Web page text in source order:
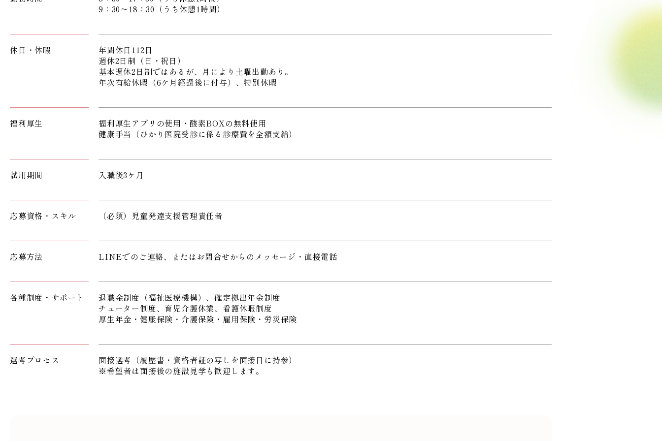
9：30～18：30（うち休憩1時間）
休日・休暇
年間休日112日
週休2日制（日・祝日）
基本週休2日制ではあるが、月により土曜出勤あり。
年次有給休暇（6ケ月経過後に付与）、特別休暇
福利厚生
福利厚生アプリの使用・酸素BOXの無料使用
健康手当（ひかり医院受診に係る診療費を全額支給）
試用期間 入職後3ケ月
応募資格・スキル （必須）児童発達支援管理責任者
応募方法 LINEでのご連絡、またはお問合せからのメッセージ・直接電話
各種制度・サポート
退職金制度（福祉医療機構）、確定拠出年金制度
チューター制度、育児介護休業、看護休暇制度
厚生年金・健康保険・介護保険・雇用保険・労災保険
選考プロセス
面接選考（履歴書・資格者証の写しを面接日に持参）
※希望者は面接後の施設見学も歓迎します。